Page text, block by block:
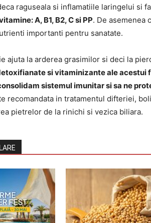
raguseala si inflamatiile laringelui si
A, B1, B2, C si PP. De asemenea
importanti pentru sanatate.
ajuta la arderea grasimilor si deci la
si vitaminizante ale acestui
sistemul imunitar si sa ne
recomandata in tratamentul difteriei,
pietrelor de la rinichi si vezica biliara.